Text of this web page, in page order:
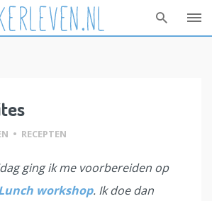
• RECEPTEN
ging ik me voorbereiden op
workshop. Ik doe dan